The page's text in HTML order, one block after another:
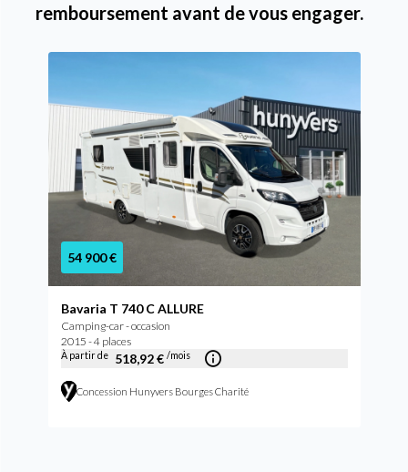
remboursement avant de vous engager.
54 900 €
Bavaria T 740 C ALLURE
Camping-car - occasion
2015 - 4 places
À partir de 518,92 € /mois
Concession Hunyvers Bourges Charité